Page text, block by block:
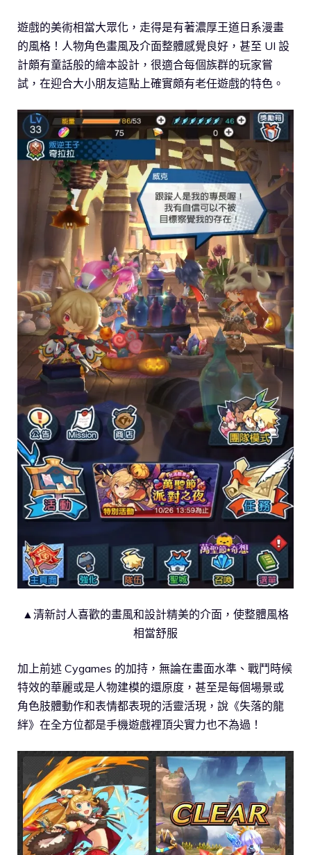
遊戲的美術相當大眾化，走得是有著濃厚王道日系漫畫
的風格！人物角色畫風及介面整體感覺良好，甚至 UI 設
計頗有童話般的繪本設計，很適合每個族群的玩家嘗
試，在迎合大小朋友這點上確實頗有老任遊戲的特色。
▲清新討人喜歡的畫風和設計精美的介面，使整體風格
相當舒服
加上前述 Cygames 的加持，無論在畫面水準、戰鬥時候
特效的華麗或是人物建模的還原度，甚至是每個場景或
角色肢體動作和表情都表現的活靈活現，說《失落的龍
絆》在全方位都是手機遊戲裡頂尖實力也不為過！